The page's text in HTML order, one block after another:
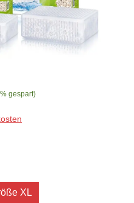
gespart)
XL